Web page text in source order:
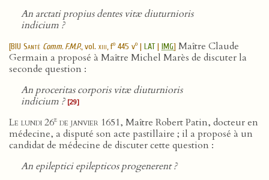
An arctati propius dentes vitæ diuturnioris
indicium ?
[BIU Santé Comm. F.M.P., vol. xiii, fo 445 vo | LAT| IMG] Maître Claude
Germain a proposé à Maître Michel Marès de discuter la
seconde question :
An proceritas corporis vitæ diuturnioris
indicium ? [29]
Le lundi 26e de janvier 1651, Maître Robert Patin, docteur en
médecine, a disputé son acte pastillaire ; il a proposé à un
candidat de médecine de discuter cette question :
An epileptici epilepticos progenerent ?